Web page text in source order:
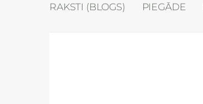
RAKSTI (BLOGS) PIEGĀDE